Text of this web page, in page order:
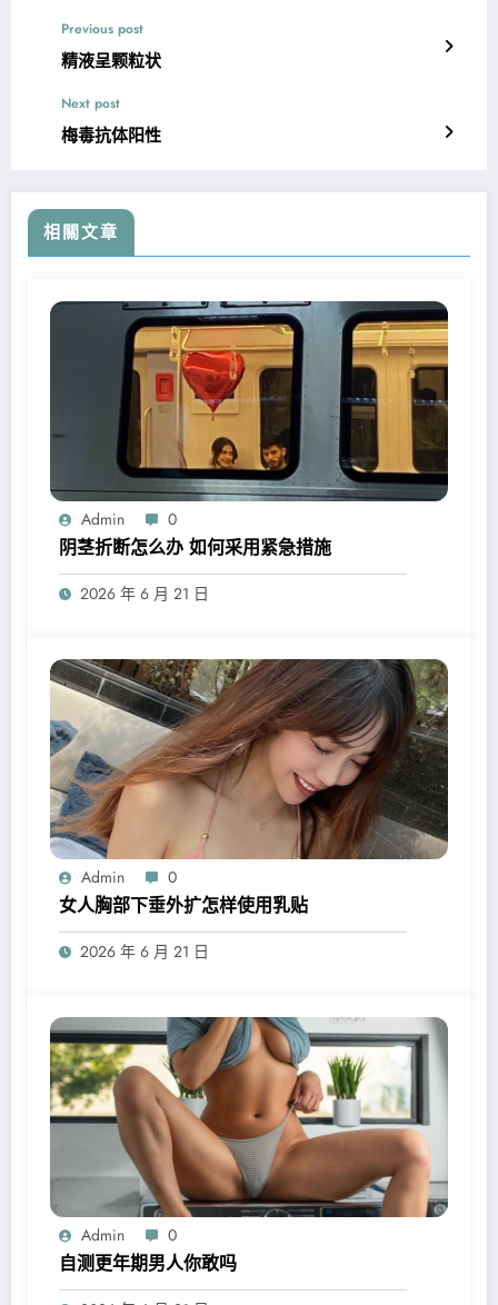
Previous post
精液呈颗粒状
Next post
梅毒抗体阳性
相關文章
Admin 0
阴茎折断怎么办 如何采用紧急措施
2026 年 6 月 21 日
Admin 0
女人胸部下垂外扩怎样使用乳贴
2026 年 6 月 21 日
Admin 0
自测更年期男人你敢吗